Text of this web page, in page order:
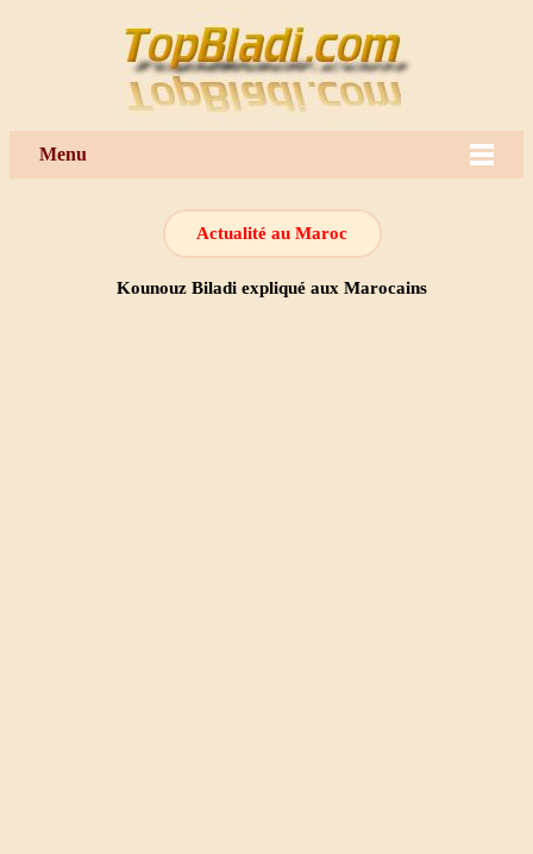
Menu
Actualité au Maroc
Kounouz Biladi expliqué aux Marocains